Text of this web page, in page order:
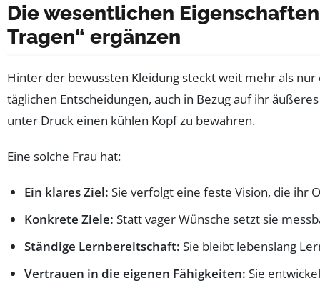
Die wesentlichen
Tragen“ ergänzen
Hinter der bewussten Kleidung steckt weit mehr als
täglichen Entscheidungen, auch in Bezug auf ihr
unter Druck einen kühlen Kopf zu bewahren.
Eine solche Frau hat:
Ein klares Ziel: Sie verfolgt eine feste Vision, die ihr
Konkrete Ziele: Statt vager Wünsche setzt sie
Ständige Lernbereitschaft: Sie bleibt lebenslang
Vertrauen in die eigenen Fähigkeiten: Sie